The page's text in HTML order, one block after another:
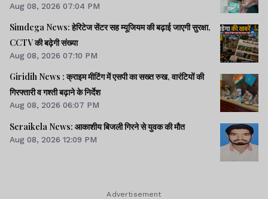
Aug 08, 2026 07:04 PM
Simdega News: हेरिटेज सेंटर सह म्यूजियम की बढ़ाई जाएगी सुरक्षा,
CCTV की बढ़ेगी संख्या
Aug 08, 2026 07:10 PM
Giridih News : क्राइम मीटिंग में एसपी का सख्त रुख, वारंटियों की
गिरफ्तारी व गश्ती बढ़ाने के निर्देश
Aug 08, 2026 06:07 PM
Seraikela News: आकाशीय बिजली गिरने से युवक की मौत
Aug 08, 2026 12:09 PM
Advertisement